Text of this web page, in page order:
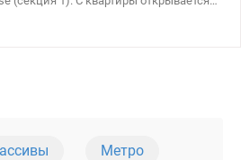
купить паркоместо и амбар.
скидки на дизайн проект, ремонт
Метро